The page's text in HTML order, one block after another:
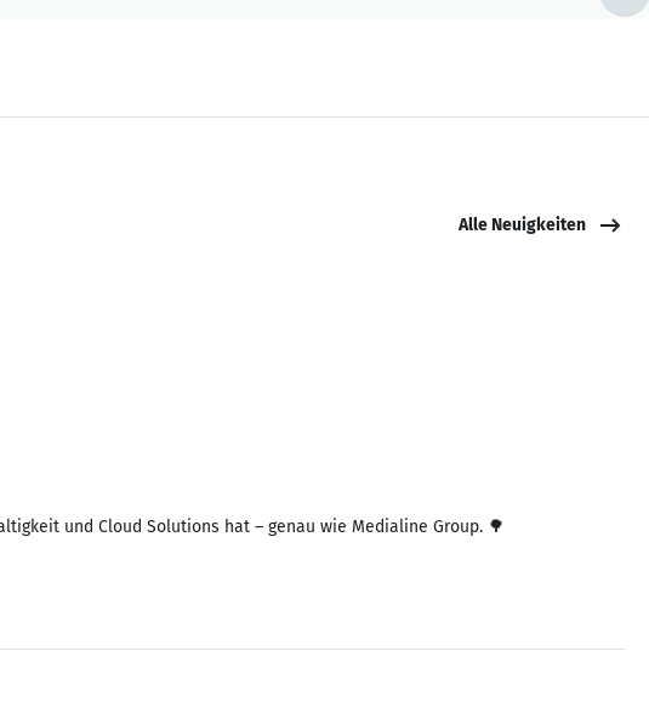
Alle Neuigkeiten
und Cloud Solutions hat – genau wie Medialine Group. 🌳